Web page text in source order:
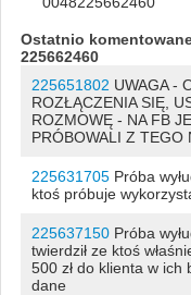
Ostatnio
225662460
225651802 UWAGA -
ROZŁĄCZENIA SIĘ,
ROZMOWĘ - NA FB
PRÓBOWALI Z TEGO
225631705Próba
ktoś próbuje
225637150Próba
twierdził ze ktoś
500 zł do klienta w ich
dane